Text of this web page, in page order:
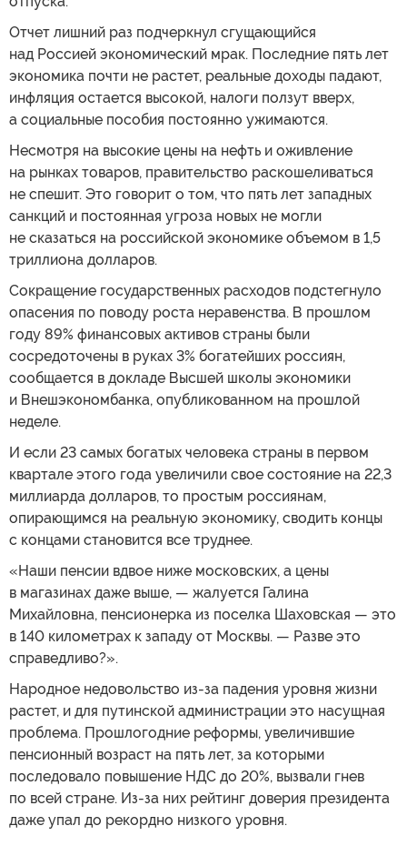
Отчет лишний раз подчеркнул сгущающийся
над Россией экономический мрак. Последние пять лет
экономика почти не растет, реальные доходы падают,
инфляция остается высокой, налоги ползут вверх,
а социальные пособия постоянно ужимаются.
Несмотря на высокие цены на нефть и оживление
на рынках товаров, правительство раскошеливаться
не спешит. Это говорит о том, что пять лет западных
санкций и постоянная угроза новых не могли
не сказаться на российской экономике объемом в 1,5
триллиона долларов.
Сокращение государственных расходов подстегнуло
опасения по поводу роста неравенства. В прошлом
году 89% финансовых активов страны были
сосредоточены в руках 3% богатейших россиян,
сообщается в докладе Высшей школы экономики
и Внешэкономбанка, опубликованном на прошлой
неделе.
И если 23 самых богатых человека страны в первом
квартале этого года увеличили свое состояние на 22,3
миллиарда долларов, то простым россиянам,
опирающимся на реальную экономику, сводить концы
с концами становится все труднее.
«Наши пенсии вдвое ниже московских, а цены
в магазинах даже выше, — жалуется Галина
Михайловна, пенсионерка из поселка Шаховская — это
в 140 километрах к западу от Москвы. — Разве это
справедливо?».
Народное недовольство из-за падения уровня жизни
растет, и для путинской администрации это насущная
проблема. Прошлогодние реформы, увеличившие
пенсионный возраст на пять лет, за которыми
последовало повышение НДС до 20%, вызвали гнев
по всей стране. Из-за них рейтинг доверия президента
даже упал до рекордно низкого уровня.